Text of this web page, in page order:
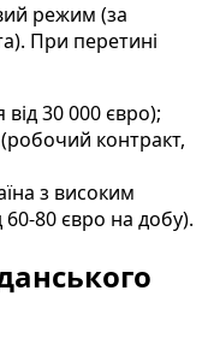
режим (за
При перетині
30 000 євро);
контракт,
з високим
80 євро на добу).